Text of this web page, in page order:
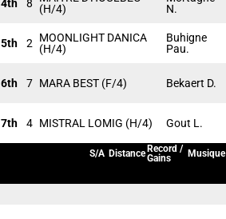
4th 8
(H/4)
N.
5th 2
MOONLIGHT DANICA
(H/4)
Buhigne
Pau.
6th 7 MARA BEST (F/4) Bekaert D.
7th 4 MISTRAL LOMIG (H/4) Gout L.
S/A Distance Record /
Gains
Musique